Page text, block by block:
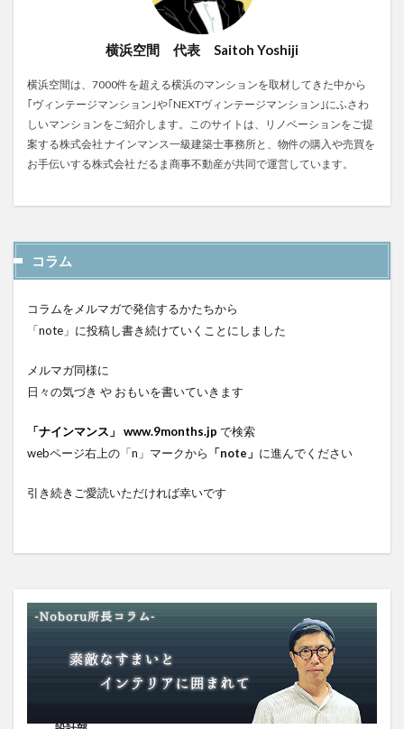
横浜空間 代表 Saitoh Yoshiji
横浜空間は、7000件を超える横浜のマンションを取材してきた中から
｢ヴィンテージマンション｣や｢NEXTヴィンテージマンション｣にふさわ
しいマンションをご紹介します。このサイトは、リノベーションをご提
案する株式会社 ナインマンス一級建築士事務所と、物件の購入や売買を
お手伝いする株式会社 だるま商事不動産が共同で運営しています。
コラム
コラムをメルマガで発信するかたちから
「note」に投稿し書き続けていくことにしました
メルマガ同様に
日々の気づき や おもいを書いていきます
「ナインマンス」 www.9months.jp で検索
webページ右上の「n」マークから 「note」 に進んでください
引き続きご愛読いただければ幸いです